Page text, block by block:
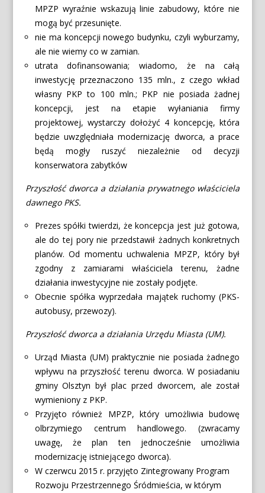
MPZP wyraźnie wskazują linie zabudowy, które nie
mogą być przesunięte.
nie ma koncepcji nowego budynku, czyli wyburzamy,
ale nie wiemy co w zamian.
utrata dofinansowania; wiadomo, że na całą
inwestycję przeznaczono 135 mln., z czego wkład
własny PKP to 100 mln.; PKP nie posiada żadnej
koncepcji, jest na etapie wyłaniania firmy
projektowej, wystarczy dołożyć 4 koncepcję, która
będzie uwzględniała modernizację dworca, a prace
będą mogły ruszyć niezależnie od decyzji
konserwatora zabytków
Przyszłość dworca a działania prywatnego właściciela
dawnego PKS.
Prezes spółki twierdzi, że koncepcja jest już gotowa,
ale do tej pory nie przedstawił żadnych konkretnych
planów. Od momentu uchwalenia MPZP, który był
zgodny z zamiarami właściciela terenu, żadne
działania inwestycyjne nie zostały podjęte.
Obecnie spółka wyprzedała majątek ruchomy (PKS-
autobusy, przewozy).
Przyszłość dworca a działania Urzędu Miasta (UM).
Urząd Miasta (UM) praktycznie nie posiada żadnego
wpływu na przyszłość terenu dworca. W posiadaniu
gminy Olsztyn był plac przed dworcem, ale został
wymieniony z PKP.
Przyjęto również MPZP, który umożliwia budowę
olbrzymiego centrum handlowego. (zwracamy
uwagę, że plan ten jednocześnie umożliwia
modernizację istniejącego dworca).
W czerwcu 2015 r. przyjęto Zintegrowany Program
Rozwoju Przestrzennego Śródmieścia, w którym